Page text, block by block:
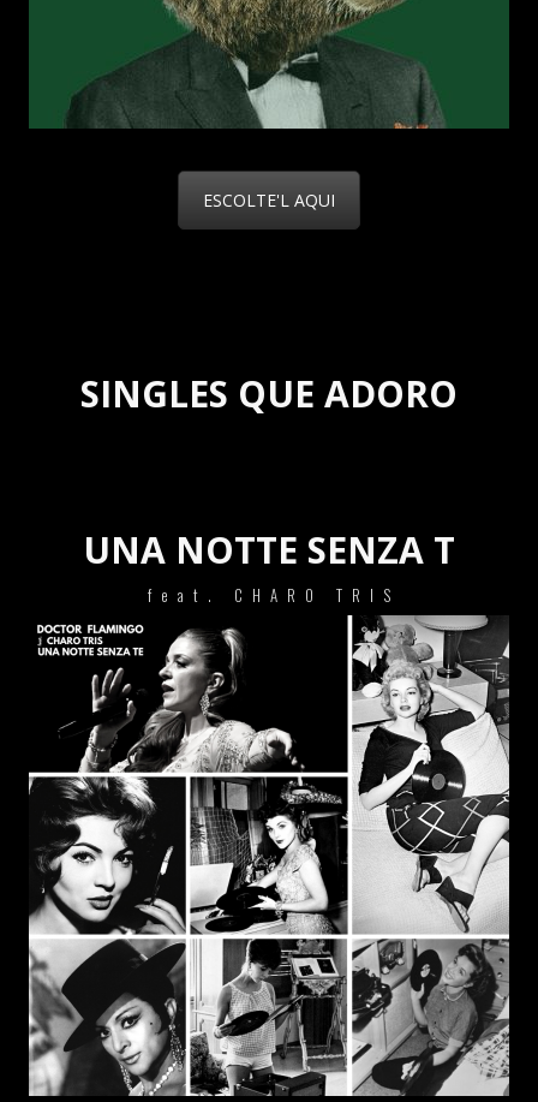
ESCOLTE'L AQUI
SINGLES QUE ADORO
UNA NOTTE SENZA T
feat. CHARO TRIS